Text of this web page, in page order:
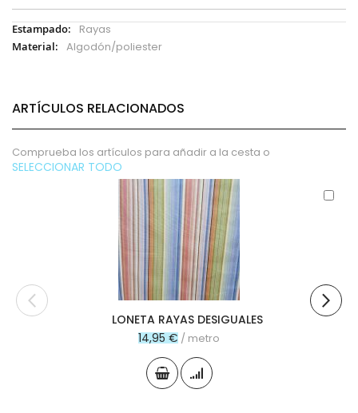
Más
Información
Rayas
Algodón/poliester
ARTÍCULOS RELACIONADOS
Comprueba los artículos para añadir a la cesta o
SELECCIONAR TODO
LONETA RAYAS DESIGUALES
14,95 € / metro